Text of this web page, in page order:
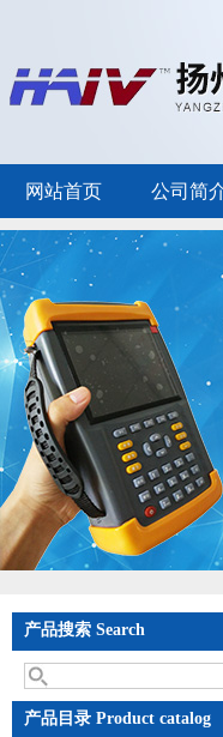
网站首页 公司简
产品搜索 Search
产品目录 Product catalog